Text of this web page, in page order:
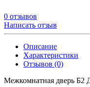
0 отзывов
Написать отзыв
Описание
Характеристики
Отзывов (0)
Межкомнатная дверь Б2